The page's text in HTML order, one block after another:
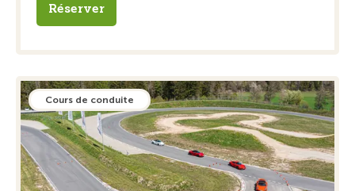
Réserver
Cours de conduite